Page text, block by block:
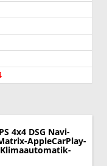
4x4 DSG Navi-
AppleCarPlay-
Klimaautomatik-